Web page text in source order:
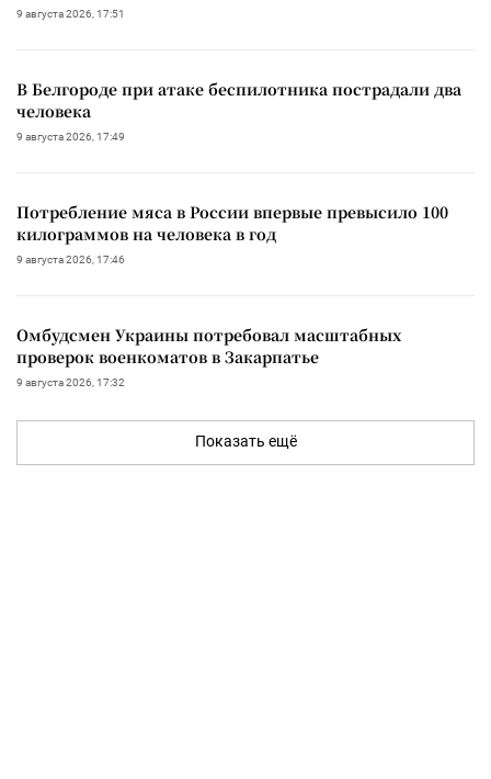
9 августа 2026, 17:51
В Белгороде при атаке беспилотника пострадали два
человека
9 августа 2026, 17:49
Потребление мяса в России впервые превысило 100
килограммов на человека в год
9 августа 2026, 17:46
Омбудсмен Украины потребовал масштабных
проверок военкоматов в Закарпатье
9 августа 2026, 17:32
Показать ещё